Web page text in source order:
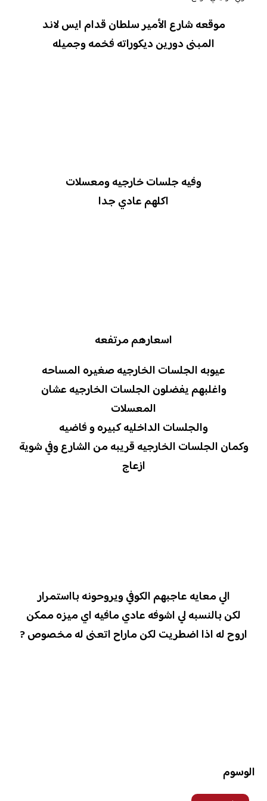
موقعه شارع الأمير سلطان قدام ايس لاند
المبنى دورين ديكوراته فخمه وجميله
وفيه جلسات خارجيه ومعسلات
اكلهم عادي جدا
اسعارهم مرتفعه
عيوبه الجلسات الخارجيه صغيره المساحه
واغلبهم يفضلون الجلسات الخارجيه عشان
المعسلات
والجلسات الداخليه كبيره و فاضيه
وكمان الجلسات الخارجيه قريبه من الشارع وفي شوية
ازعاج
الي معايه عاجبهم الكوفي ويروحونه بااستمرار
لكن بالنسبه لي اشوفه عادي مافيه اي ميزه ممكن
اروح له اذا اضطريت لكن ماراح اتعنى له مخصوص ?
الوسوم